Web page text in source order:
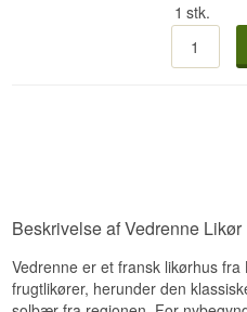
højere
likøren
Land: Frankrig
Type:
Alc. styrke:
70 cl
1 stk.
Beskrivelse af Vedrenne Likør
Vedrenne er et fransk likørhus
frugtlikører, herunder den